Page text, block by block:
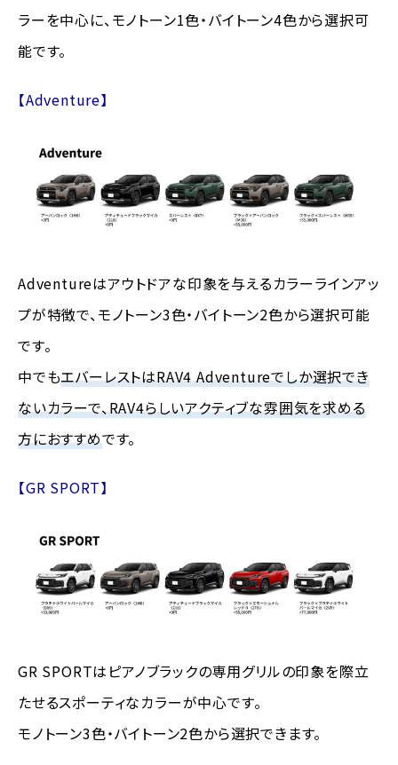
ラーを中心に、モノトーン1色・バイトーン4色から選択可
能です。
【Adventure】
Adventureはアウトドアな印象を与えるカラーラインアッ
プが特徴で、モノトーン3色・バイトーン2色から選択可能
です。
中でもエバーレストはRAV4 Adventureでしか選択でき
ないカラーで、RAV4らしいアクティブな雰囲気を求める
方におすすめです。
【GR SPORT】
GR SPORTはピアノブラックの専用グリルの印象を際立
たせるスポーティなカラーが中心です。
モノトーン3色・バイトーン2色から選択できます。